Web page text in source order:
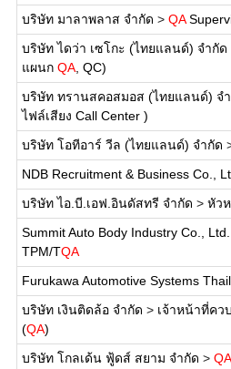
บริษัท มาลาพลาส จำกัด > QA
บริษัท ไดว่า เซโกะ (ไทยแลนด์) จำกัด
แผนก QA, QC)
บริษัท ทรานสคอสมอส (ไทยแลนด์) จ
ไฟล์เสียง Call Center )
บริษัท โอทีอาร์ วีล (ไทยแลนด์) จำกัด
NDB Recruitment & Business Co.,
บริษัท ไอ.บี.เอฟ.อินดัสทรี จำกัด > หัว
Summit Auto Body Industry Co.,
TPM/TQA
Furukawa Automotive Systems
บริษัท เงินติดล้อ จำกัด > เจ้าหน้าที่คว
(QA)
บริษัท โกลเด้น ฟู้ดส์ สยาม จำกัด > QA